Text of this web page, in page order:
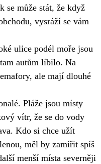
se může stát, že když
vysráží se vám
ulice podél moře jsou
autům líbilo. Na
ale mají dlouhé
Pláže jsou místy
vítr, že se do vody
Kdo si chce užít
měl by zamířit spíš
menší místa severněji